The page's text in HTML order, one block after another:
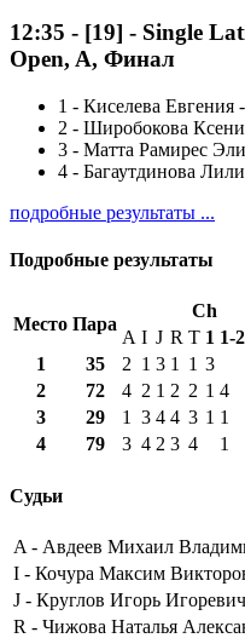
12:35 - [19] - Single
Open, A, Финал
1 - Киселева Евгения
2 - Широбокова
3 - Матта Рамирес
4 - Багаутдинова
подробные результаты ...
Подробные результаты
Место Пара
Ch
A I J R T 1 1-2
1
35 2 1 3 1 1 3
2
72 4 2 1 2 2 1 4
3
29 1 3 4 4 3 1 1
4
79 3 4 2 3 4 1
Судьи
A - Авдеев Михаил
I - Кочура Максим
J - Круглов Игорь Игоревич
R - Чижова Наталья